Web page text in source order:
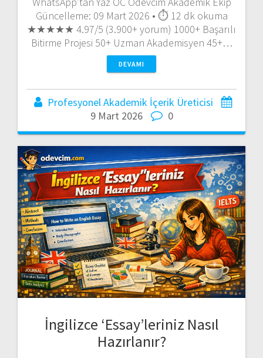
Güncelleme: 09 Mart 2026 • ⏱️ 12 dk okuma
★★★★★ 4.97/5 (3.900+ yorum) 1000+ Başarılı
Bitirme Projesi 50+ Uzman Akademisyen 45+…
DEVAMI
Profesyonel Akademik İçerik Üreticisi
9 Mart 2026
0
İngilizce ‘Essay’leriniz Nasıl
Hazırlanır?